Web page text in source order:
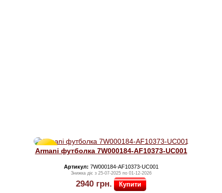
Знижка
30%
Armani футболка 7W000184-AF10373-UC001
Артикул: 7W000184-AF10373-UC001
Знижка діє з 25-07-2025 по 01-12-2026
2940 грн. Купити